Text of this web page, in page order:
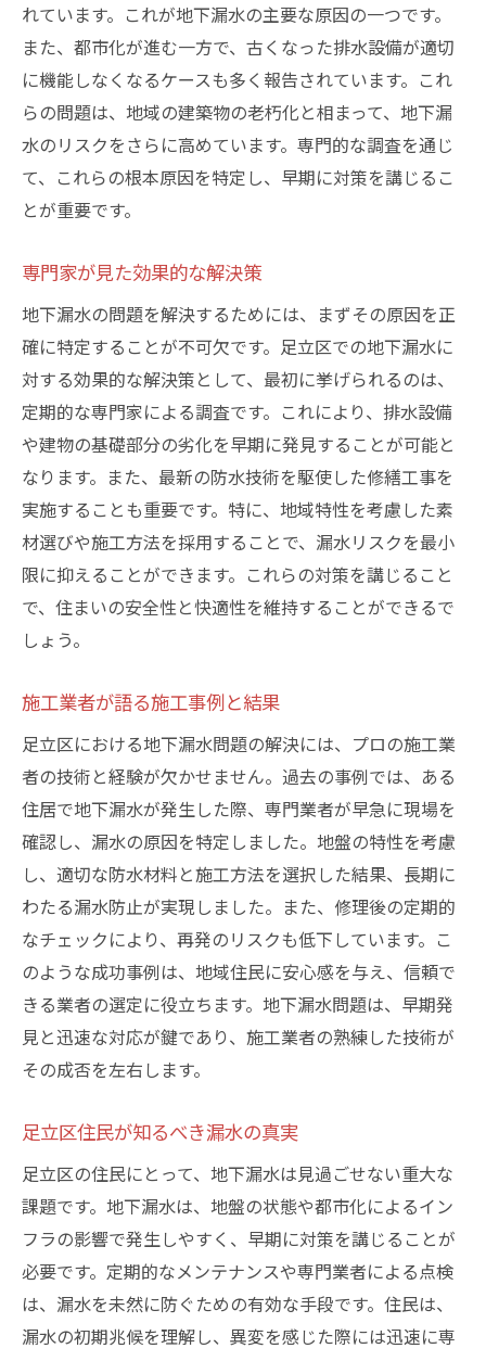
れています。これが地下漏水の主要な原因の一つです。
また、都市化が進む一方で、古くなった排水設備が適切
に機能しなくなるケースも多く報告されています。これ
らの問題は、地域の建築物の老朽化と相まって、地下漏
水のリスクをさらに高めています。専門的な調査を通じ
て、これらの根本原因を特定し、早期に対策を講じるこ
とが重要です。
専門家が見た効果的な解決策
地下漏水の問題を解決するためには、まずその原因を正
確に特定することが不可欠です。足立区での地下漏水に
対する効果的な解決策として、最初に挙げられるのは、
定期的な専門家による調査です。これにより、排水設備
や建物の基礎部分の劣化を早期に発見することが可能と
なります。また、最新の防水技術を駆使した修繕工事を
実施することも重要です。特に、地域特性を考慮した素
材選びや施工方法を採用することで、漏水リスクを最小
限に抑えることができます。これらの対策を講じること
で、住まいの安全性と快適性を維持することができるで
しょう。
施工業者が語る施工事例と結果
足立区における地下漏水問題の解決には、プロの施工業
者の技術と経験が欠かせません。過去の事例では、ある
住居で地下漏水が発生した際、専門業者が早急に現場を
確認し、漏水の原因を特定しました。地盤の特性を考慮
し、適切な防水材料と施工方法を選択した結果、長期に
わたる漏水防止が実現しました。また、修理後の定期的
なチェックにより、再発のリスクも低下しています。こ
のような成功事例は、地域住民に安心感を与え、信頼で
きる業者の選定に役立ちます。地下漏水問題は、早期発
見と迅速な対応が鍵であり、施工業者の熟練した技術が
その成否を左右します。
足立区住民が知るべき漏水の真実
足立区の住民にとって、地下漏水は見過ごせない重大な
課題です。地下漏水は、地盤の状態や都市化によるイン
フラの影響で発生しやすく、早期に対策を講じることが
必要です。定期的なメンテナンスや専門業者による点検
は、漏水を未然に防ぐための有効な手段です。住民は、
漏水の初期兆候を理解し、異変を感じた際には迅速に専